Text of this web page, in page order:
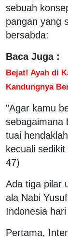
sebuah
pangan yang
bersabda:
Baca Juga :
Bejat! Ayah di
Kandungnya
"Agar kamu
sebagaimana
tuai
kecuali
47)
Ada tiga pilar
ala Nabi
Indonesia hari
Pertama,